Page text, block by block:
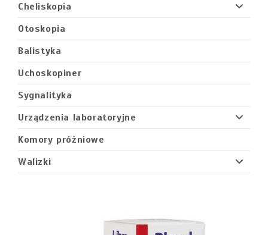
Cheliskopia
Otoskopia
Balistyka
Uchoskopiner
Sygnalityka
Urządzenia laboratoryjne
Komory próżniowe
Walizki